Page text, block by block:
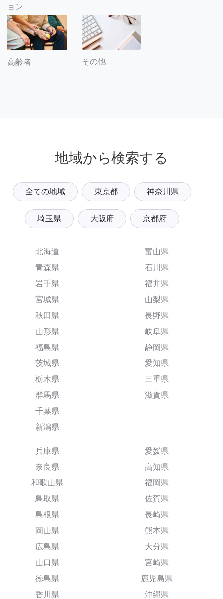
ョン
高齢者 その他
地域から検索する
全ての地域 東京都 神奈川県
埼玉県 大阪府 京都府
北海道
青森県
岩手県
宮城県
秋田県
山形県
福島県
茨城県
栃木県
群馬県
千葉県
新潟県
富山県
石川県
福井県
山梨県
長野県
岐阜県
静岡県
愛知県
三重県
滋賀県
兵庫県
奈良県
和歌山県
鳥取県
島根県
岡山県
広島県
山口県
徳島県
香川県
愛媛県
高知県
福岡県
佐賀県
長崎県
熊本県
大分県
宮崎県
鹿児島県
沖縄県